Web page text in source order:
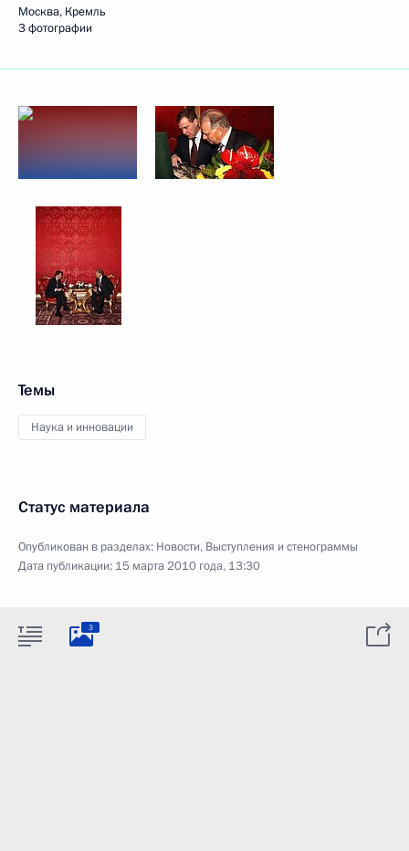
Москва, Кремль
3 фотографии
Темы
Наука и инновации
Статус материала
Опубликован в разделах: Новости, Выступления и стенограммы
Дата публикации: 15 марта 2010 года, 13:30
3